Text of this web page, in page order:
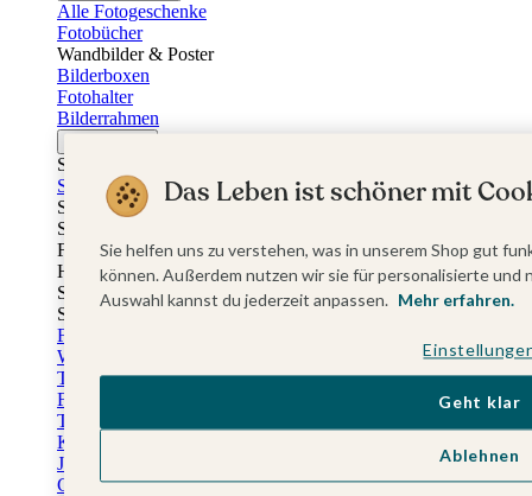
Alle Fotogeschenke
Fotobücher
Wandbilder & Poster
Bilderboxen
Fotohalter
Bilderrahmen
Stoffeinband mit Foto
Softcover mit Foto
Stoffeinband mit Veredelung
Softcover mit Veredelung
Fotobücher
Hardcover
Softcover
Stoffeinband
Fotokalender
Wandkalender
Tischkalender
Familienkalender
Terminkalender
Küchenkalender
Jahresplaner
Geburtstagskalender
Das Leben ist schöner mit
Sie helfen uns zu verstehen, was in unserem Shop gut
können. Außerdem nutzen wir sie für personalisierte
Auswahl kannst du jederzeit anpassen. Mehr erfahren.
Ablehnen
Geht klar